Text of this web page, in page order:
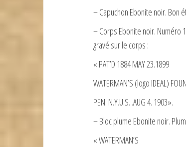
– Capuchon Ebonite noir. Bon
– Corps Ebonite noir. Numéro
gravé sur le corps :
« PAT’D 1884 MAY 23.1899
WATERMAN’S (logo IDEAL)
PEN. N.Y.U.S. .AUG 4. 1903».
– Bloc plume Ebonite noir.
« WATERMAN’S